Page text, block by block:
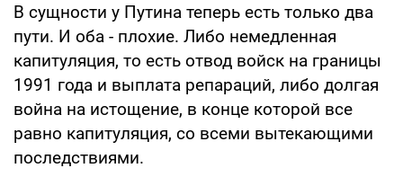
В сущности у Путина теперь есть только два
пути. И оба - плохие. Либо немедленная
капитуляция, то есть отвод войск на границы
1991 года и выплата репараций, либо долгая
война на истощение, в конце которой все
равно капитуляция, со всеми вытекающими
последствиями.